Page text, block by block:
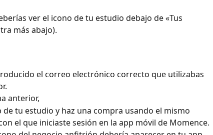
ver el icono de tu estudio debajo de «Tus
más abajo).
el correo electrónico correcto que utilizabas
anterior,
tu estudio y haz una compra usando el mismo
el que iniciaste sesión en la app móvil de Momence.